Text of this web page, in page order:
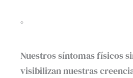
°
Nuestros síntomas físicos
visibilizan nuestras